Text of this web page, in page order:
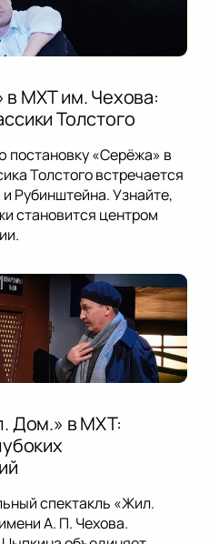
в МХТ им. Чехова:
Толстого
постановку «Серёжа» в
Толстого встречается
Рубинштейна. Узнайте,
становится центром
Дом.» в МХТ:
спектакль «Жил.
А. П. Чехова.